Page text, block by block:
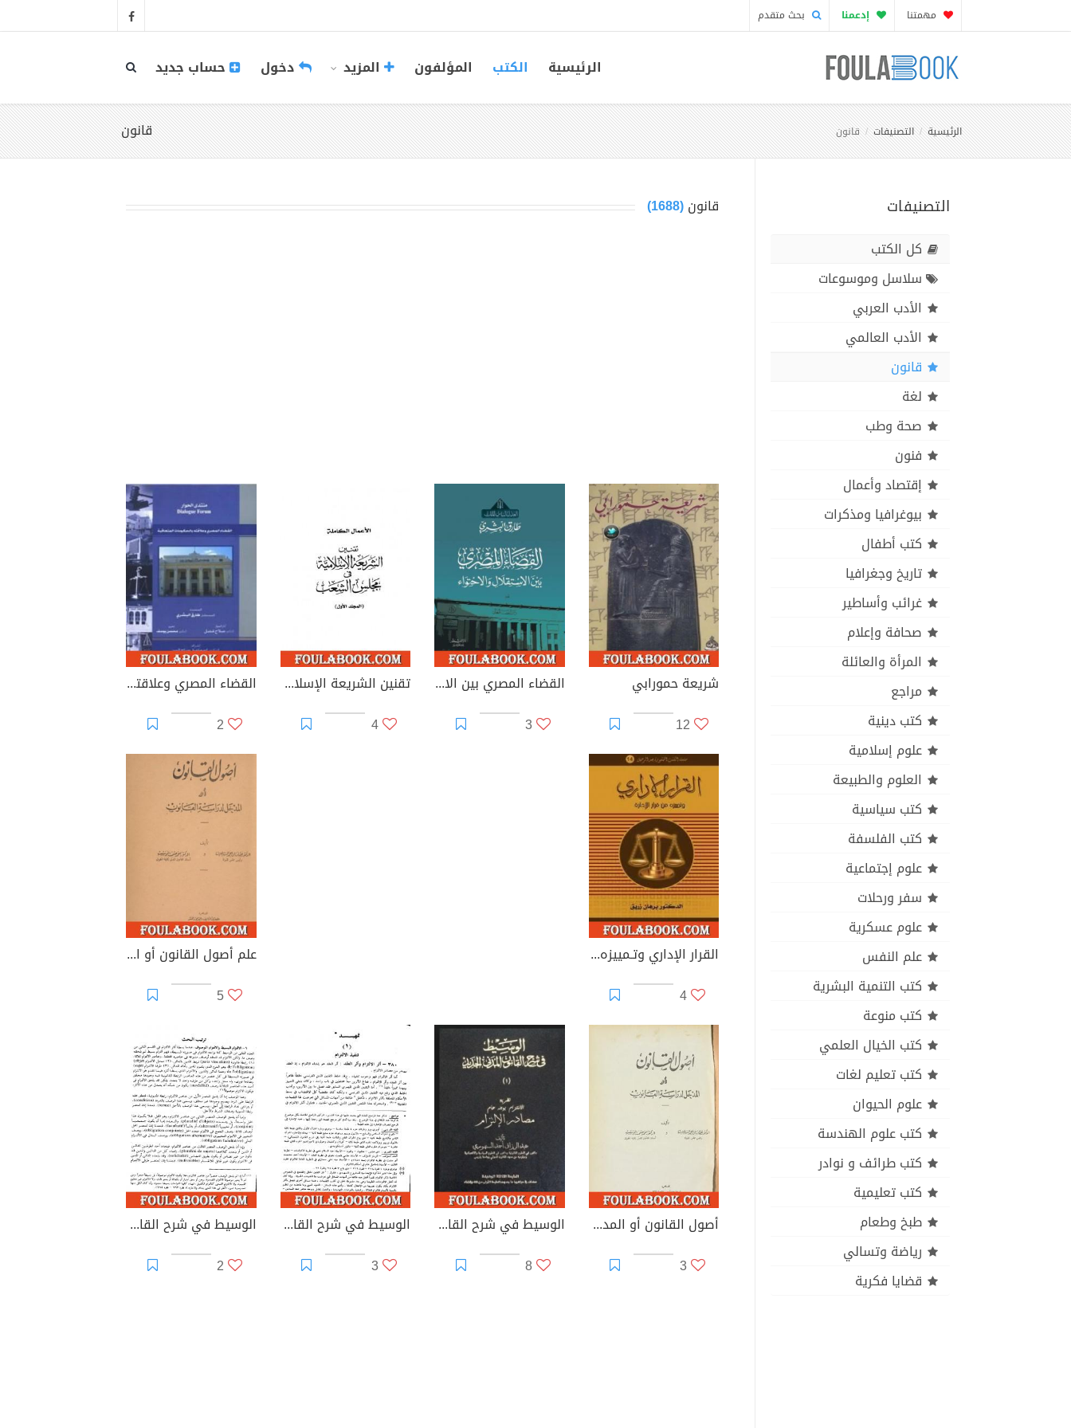
مهمتنا إدعمنا بحث متقدم
الرئيسية الكتب المؤلفون المزيد دخول حساب جديد
قانون الرئيسية التصنيفات قانون
التصنيفات
كل الكتب
سلاسل وموسوعات
الأدب العربي
الأدب العالمي
قانون
لغة
صحة وطب
فنون
إقتصاد وأعمال
بيوغرافيا ومذكرات
كتب أطفال
تاريخ وجغرافيا
غرائب وأساطير
صحافة وإعلام
المرأة والعائلة
مراجع
كتب دينية
علوم إسلامية
العلوم والطبيعة
كتب سياسية
كتب الفلسفة
علوم إجتماعية
سفر ورحلات
علوم عسكرية
علم النفس
كتب التنمية البشرية
كتب منوعة
كتب الخيال العلمي
كتب تعليم لغات
علوم الحيوان
كتب علوم الهندسة
كتب طرائف و نوادر
كتب تعليمية
طبخ وطعام
رياضة وتسالي
قضايا فكرية
قانون(1688)
شريعة حمورابي
12
القضاء المصري بين الاستقلال والاحتواء
3
تقنين الشريعة الإسلامية في مجلس الشعب
4
القضاء المصري وعلاقته بالحكومات المتعاقبة
2
القرار الإداري وتـمييزه من قرار الإدارة
4
علم أصول القانون أو المدخل لدراسة القانون
5
أصول القانون أو المدخل لدراسة القانون
3
الوسيط في شرح القانون المدني الجديد 1 - مصادر الالتزام
8
الوسيط في شرح القانون المدني الجديد الجزء الثاني - آثار الالتزام
3
الوسيط في شرح القانون المدني الجديد الجزء الثالث - نظرية الالتزام بوجه عام
2